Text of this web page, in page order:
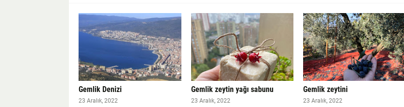
Gemlik Denizi
23 Aralık, 2022
Gemlik zeytin yağı sabunu
23 Aralık, 2022
Gemlik zeytini
23 Aralık, 2022